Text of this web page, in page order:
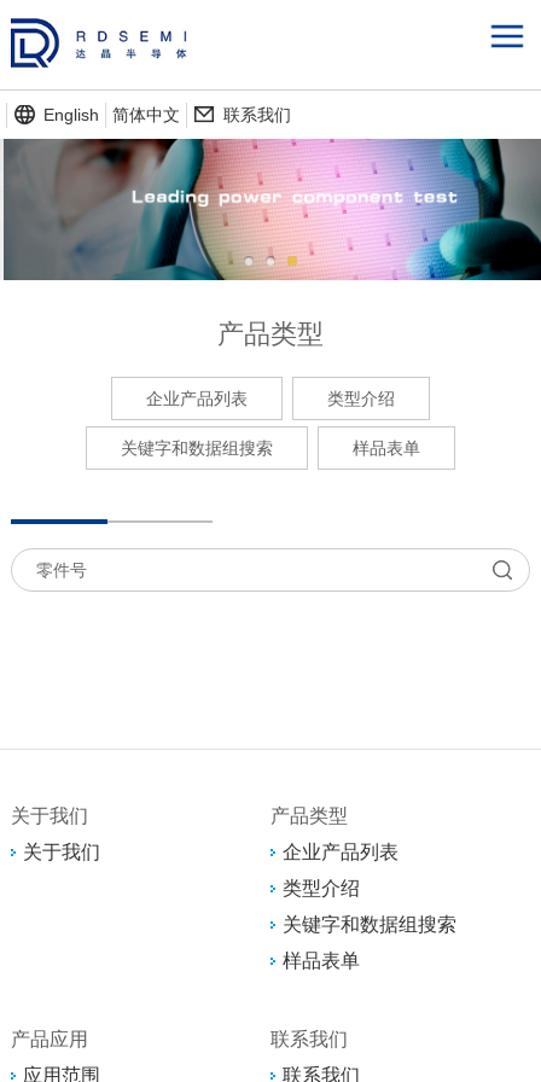
English 简体中文 联系我们
产品类型
企业产品列表 类型介绍
关键字和数据组搜索 样品表单
关于我们
关于我们
产品类型
企业产品列表
类型介绍
关键字和数据组搜索
样品表单
产品应用
应用范围
联系我们
联系我们